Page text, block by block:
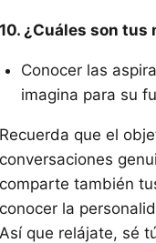
10. ¿Cuáles son tus
Conocer las
imagina para su
Recuerda que el
conversaciones
comparte también
conocer la
Así que relájate, sé